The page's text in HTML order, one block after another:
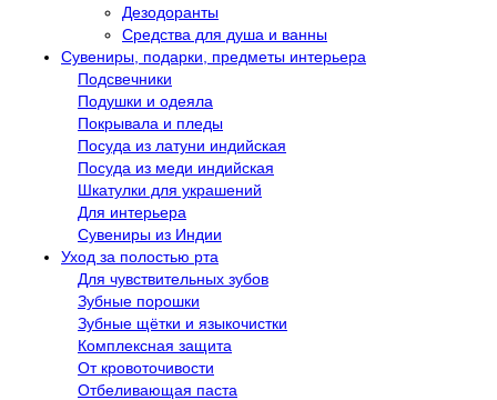
Дезодоранты
Средства для душа и ванны
Сувениры, подарки, предметы интерьера
Подсвечники
Подушки и одеяла
Покрывала и пледы
Посуда из латуни индийская
Посуда из меди индийская
Шкатулки для украшений
Для интерьера
Сувениры из Индии
Уход за полостью рта
Для чувствительных зубов
Зубные порошки
Зубные щётки и языкочистки
Комплексная защита
От кровоточивости
Отбеливающая паста